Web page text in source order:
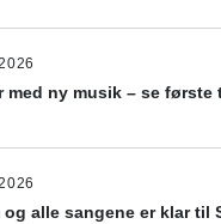
med ny musik – se første
og alle sangene er klar til